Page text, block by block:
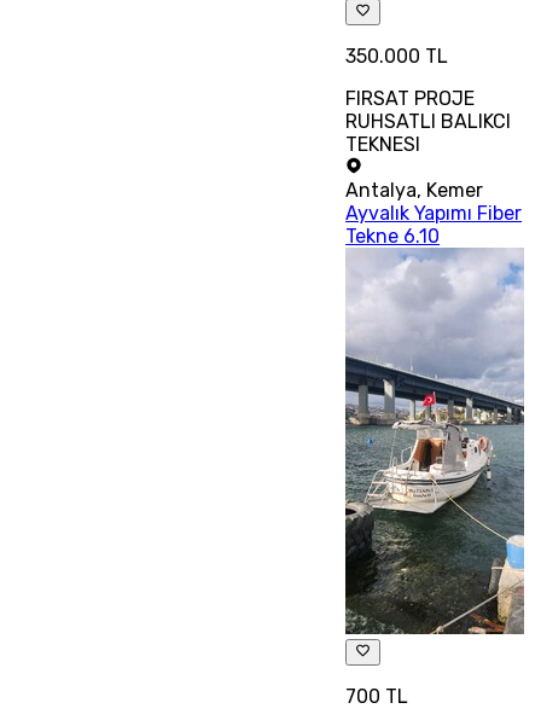
350.000 TL
FIRSAT PROJE
RUHSATLI BALIKCI
TEKNESI
Antalya, Kemer
Ayvalık Yapımı Fiber
Tekne 6.10
700 TL